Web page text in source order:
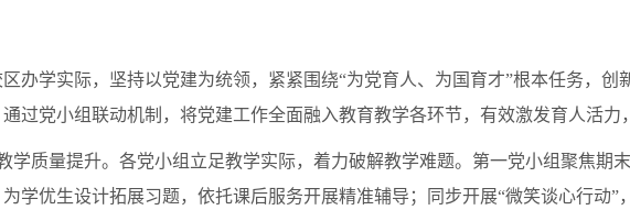
办学实际，坚持以党建为统领，紧紧围绕“为党育人、为国育才”根本任务，创
过党小组联动机制，将党建工作全面融入教育教学各环节，有效激发育人活力
学质量提升。各党小组立足教学实际，着力破解教学难题。第一党小组聚焦期
学优生设计拓展习题，依托课后服务开展精准辅导；同步开展“微笑谈心行动